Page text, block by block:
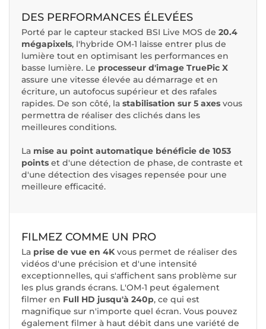
DES PERFORMANCES ÉLEVÉES
Porté par le capteur stacked BSI Live MOS de 20.4
mégapixels, l'hybride OM-1 laisse entrer plus de
lumière tout en optimisant les performances en
basse lumière. Le processeur d'image TruePic X
assure une vitesse élevée au démarrage et en
écriture, un autofocus supérieur et des rafales
rapides. De son côté, la stabilisation sur 5 axes vous
permettra de réaliser des clichés dans les
meilleures conditions.
La mise au point automatique bénéficie de 1053
points et d'une détection de phase, de contraste et
d'une détection des visages repensée pour une
meilleure efficacité.
FILMEZ COMME UN PRO
La prise de vue en 4Kvous permet de réaliser des
vidéos d'une précision et d'une intensité
exceptionnelles, qui s'affichent sans problème sur
les plus grands écrans. L'OM-1 peut également
filmer en Full HD jusqu'à 240p, ce qui est
magnifique sur n'importe quel écran. Vous pouvez
également filmer à haut débit dans une variété de